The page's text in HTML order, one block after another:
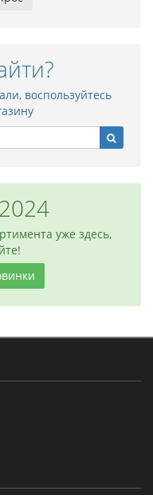
воспользуйтесь
уже здесь,